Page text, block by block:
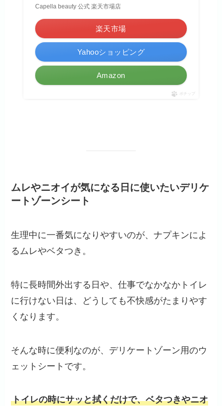
Capella beauty 公式 楽天市場店
楽天市場
Yahooショッピング
Amazon
ポチップ
ムレやニオイが気になる日に使いたいデリケ
ートゾーンシート
生理中に一番気になりやすいのが、ナプキンによ
るムレやベタつき。
特に長時間外出する日や、仕事でなかなかトイレ
に行けない日は、どうしても不快感がたまりやす
くなります。
そんな時に便利なのが、デリケートゾーン用のウ
ェットシートです。
トイレの時にサッと拭くだけで、ベタつきやニオ